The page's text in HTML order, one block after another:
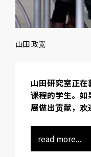
山田研究室正
课程的学生。
展做出贡献，欢
read more...
山田 政宽